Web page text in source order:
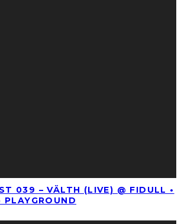
039 – VÄLTH (LIVE) @ FIDULL •